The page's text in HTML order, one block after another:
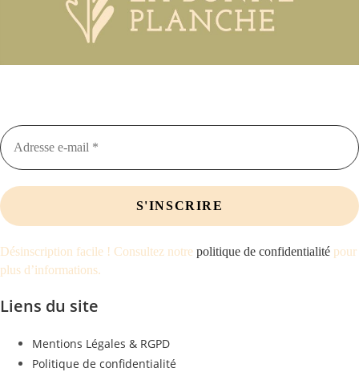
Désinscription facile ! Consultez notre politique de confidentialité pour
plus d’informations.
Liens du site
Mentions Légales & RGPD
Politique de confidentialité